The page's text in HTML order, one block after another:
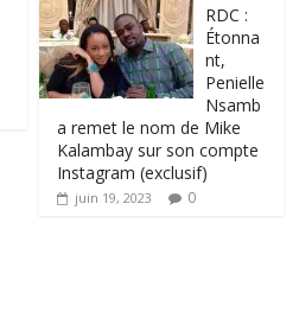
RDC :
Étonna
nt,
Penielle
Nsamb
a remet le nom de Mike
Kalambay sur son compte
Instagram (exclusif)
juin 19, 2023 0